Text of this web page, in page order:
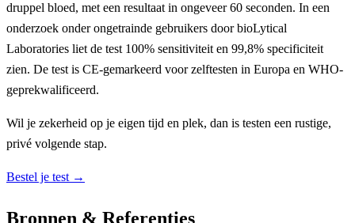
druppel bloed, met een resultaat in ongeveer 60 seconden. In een
onderzoek onder ongetrainde gebruikers door bioLytical
Laboratories liet de test 100% sensitiviteit en 99,8% specificiteit
zien. De test is CE-gemarkeerd voor zelftesten in Europa en WHO-
geprekwalificeerd.
Wil je zekerheid op je eigen tijd en plek, dan is testen een rustige,
privé volgende stap.
Bestel je test →
Bronnen & Referenties